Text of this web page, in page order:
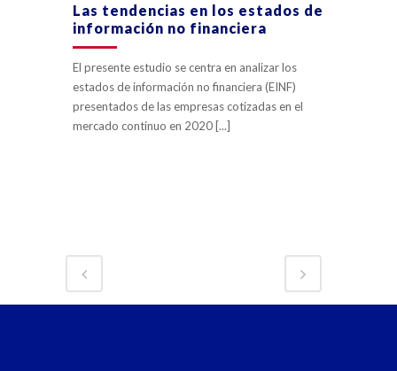
Las tendencias en los estados de
información no financiera
El presente estudio se centra en analizar los
estados de información no financiera (EINF)
presentados de las empresas cotizadas en el
mercado continuo en 2020 [...]